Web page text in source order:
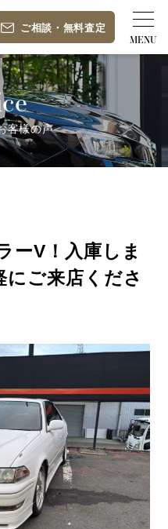
ご相談 ・ 無料査定
客様の声
V！入庫しま
ご来店くださ